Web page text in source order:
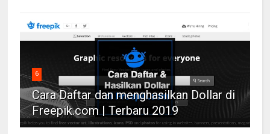
6
Cara Daftar dan menghasilkan Dollar di
Freepik.com | Terbaru 2019